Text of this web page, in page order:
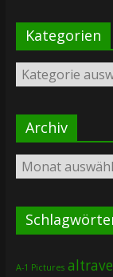
Kategorien
Kategorien
Archiv
Archiv
A-1 Pictures